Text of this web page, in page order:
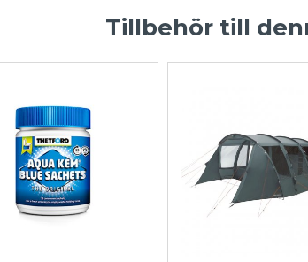
Tillbehör till